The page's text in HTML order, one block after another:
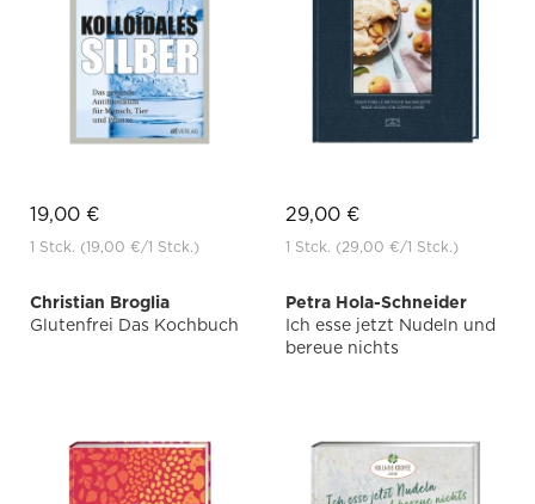
19,00 €
1 Stck. (19,00 €/1 Stck.)
29,00 €
1 Stck. (29,00 €/1 Stck.)
Christian Broglia
Glutenfrei Das Kochbuch
Petra Hola-Schneider
Ich esse jetzt Nudeln und
bereue nichts